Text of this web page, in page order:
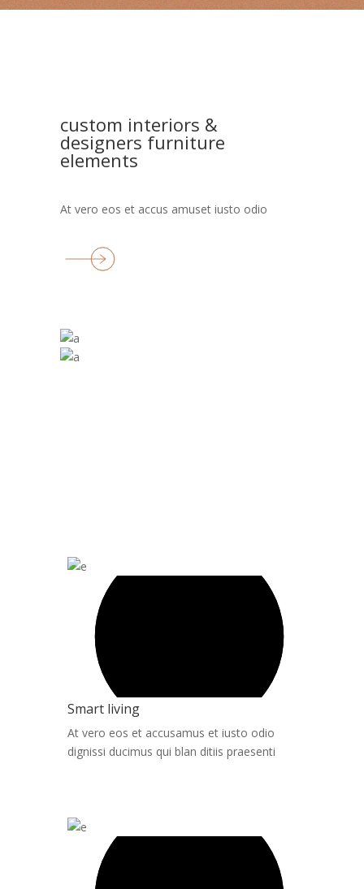
custom interiors &
designers furniture
elements
At vero eos et accus amuset iusto odio
Smart living
At vero eos et accusamus et iusto odio
dignissi ducimus qui blan ditiis praesenti